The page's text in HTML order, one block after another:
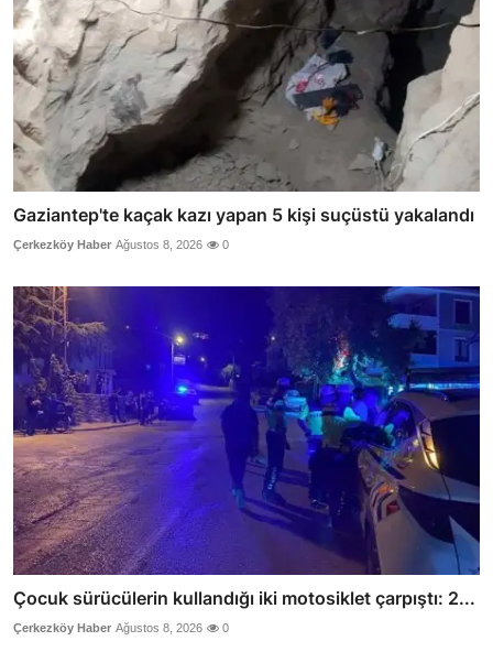
Gaziantep'te kaçak kazı yapan 5 kişi suçüstü yakalandı
Çerkezköy Haber Ağustos 8, 2026 0
Çocuk sürücülerin kullandığı iki motosiklet çarpıştı: 2...
Çerkezköy Haber Ağustos 8, 2026 0